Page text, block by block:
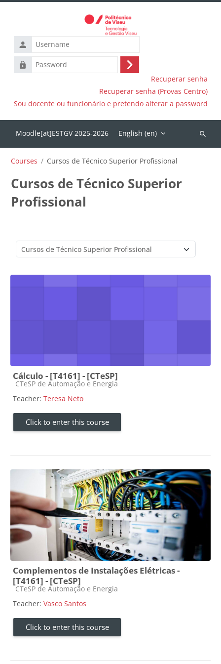
Username
Password
Log
Recuperar senha
Recuperar senha (Provas Centro)
Sou docente ou funcionário e pretendo alterar a password
English ‎(en)‎
Search
Courses Cursos de Técnico Superior Profissional
Cursos de Técnico Superior
Profissional
Course categories
Cálculo - [T4161] - [CTeSP]
Course category
CTeSP de Automação e Energia
Teacher: Teresa Neto
Click to enter this course
Complementos de Instalações Elétricas -
[T4161] - [CTeSP]
Course category
CTeSP de Automação e Energia
Teacher: Vasco Santos
Click to enter this course